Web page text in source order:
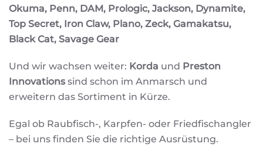
Okuma, Penn, DAM, Prologic, Jackson, Dynamite,
Top Secret, Iron Claw, Plano, Zeck, Gamakatsu,
Black Cat, Savage Gear
Und wir wachsen weiter: Korda und Preston
Innovations sind schon im Anmarsch und
erweitern das Sortiment in Kürze.
Egal ob Raubfisch-, Karpfen- oder Friedfischangler
– bei uns finden Sie die richtige Ausrüstung.